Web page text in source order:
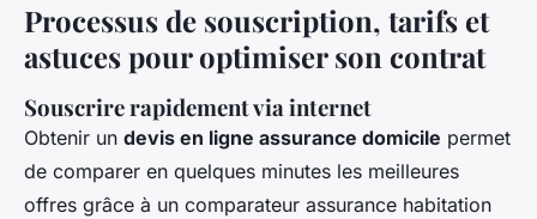
Processus de souscription, tarifs et
astuces pour optimiser son contrat
Souscrire rapidement via internet
Obtenir un devis en ligne assurance domicile permet
de comparer en quelques minutes les meilleures
offres grâce à un comparateur assurance habitation